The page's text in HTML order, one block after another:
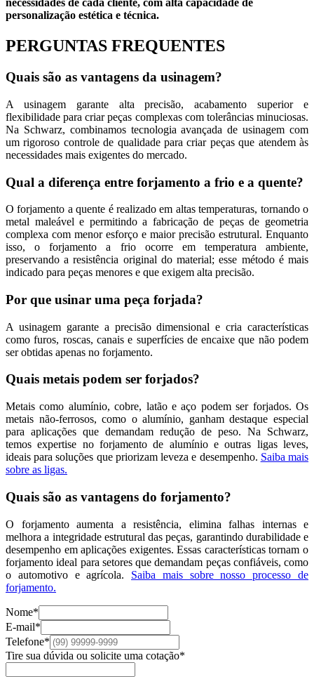
necessidades de cada cliente, com alta capacidade de
personalização estética e técnica.
PERGUNTAS FREQUENTES
Quais são as vantagens da usinagem?
A usinagem garante alta precisão, acabamento superior e
flexibilidade para criar peças complexas com tolerâncias minuciosas.
Na Schwarz, combinamos tecnologia avançada de usinagem com
um rigoroso controle de qualidade para criar peças que atendem às
necessidades mais exigentes do mercado.
Qual a diferença entre forjamento a frio e a quente?
O forjamento a quente é realizado em altas temperaturas, tornando o
metal maleável e permitindo a fabricação de peças de geometria
complexa com menor esforço e maior precisão estrutural. Enquanto
isso, o forjamento a frio ocorre em temperatura ambiente,
preservando a resistência original do material; esse método é mais
indicado para peças menores e que exigem alta precisão.
Por que usinar uma peça forjada?
A usinagem garante a precisão dimensional e cria características
como furos, roscas, canais e superfícies de encaixe que não podem
ser obtidas apenas no forjamento.
Quais metais podem ser forjados?
Metais como alumínio, cobre, latão e aço podem ser forjados. Os
metais não-ferrosos, como o alumínio, ganham destaque especial
para aplicações que demandam redução de peso. Na Schwarz,
temos expertise no forjamento de alumínio e outras ligas leves,
ideais para soluções que priorizam leveza e desempenho. Saiba mais
sobre as ligas.
Quais são as vantagens do forjamento?
O forjamento aumenta a resistência, elimina falhas internas e
melhora a integridade estrutural das peças, garantindo durabilidade e
desempenho em aplicações exigentes. Essas características tornam o
forjamento ideal para setores que demandam peças confiáveis, como
o automotivo e agrícola. Saiba mais sobre nosso processo de
forjamento.
Nome*
E-mail*
Telefone*
Tire sua dúvida ou solicite uma cotação*